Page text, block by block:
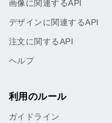
画像に関連するAPI
デザインに関連するAPI
注文に関するAPI
ヘルプ
利用のルール
ガイドライン